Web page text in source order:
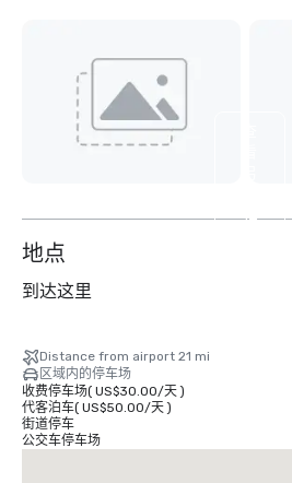
12
地点
到达这里
Distance from airport 21 mi
区域内的停车场
收费停车场( US$30.00/天)
代客泊车( US$50.00/天)
街道停车
公交车停车场